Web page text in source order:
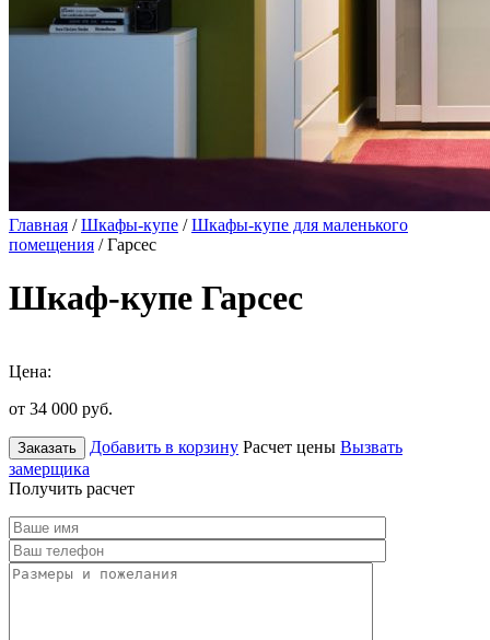
Главная /Шкафы-купе /Шкафы-купе для маленького
помещения / Гарсес
Шкаф-купе Гарсес
Цена:
от 34 000 руб.
Заказать Добавить в корзину Расчет цены Вызвать
замерщика
Получить расчет